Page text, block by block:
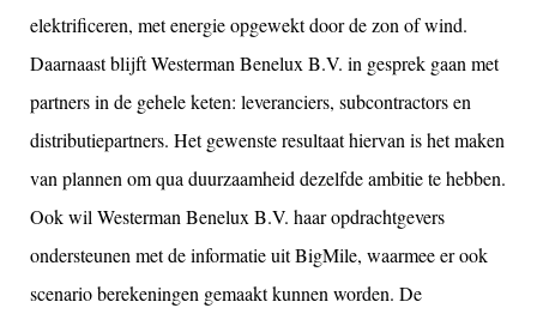
elektrificeren, met energie opgewekt door de zon of wind.
Daarnaast blijft Westerman Benelux B.V. in gesprek gaan met
partners in de gehele keten: leveranciers, subcontractors en
distributiepartners. Het gewenste resultaat hiervan is het maken
van plannen om qua duurzaamheid dezelfde ambitie te hebben.
Ook wil Westerman Benelux B.V. haar opdrachtgevers
ondersteunen met de informatie uit BigMile, waarmee er ook
scenario berekeningen gemaakt kunnen worden. De